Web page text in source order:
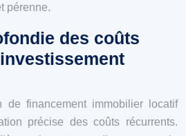
pérenne.
des coûts
de financement immobilier locatif
précise des coûts récurrents.